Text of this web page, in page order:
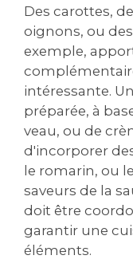
Des carottes,
oignons, ou
exemple,
intéressante.
préparée, à
veau, ou de
d'incorporer
le romarin, ou
saveurs de la
doit être
garantir une
éléments.